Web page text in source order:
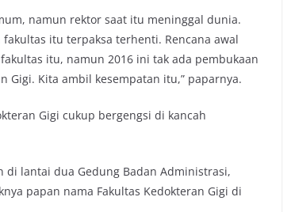
namun rektor saat itu meninggal dunia.
itu terpaksa terhenti. Rencana awal
itu, namun 2016 ini tak ada pembukaan
Gigi. Kita ambil kesempatan itu,” paparnya.
Gigi cukup bergengsi di kancah
lantai dua Gedung Badan Administrasi,
papan nama Fakultas Kedokteran Gigi di